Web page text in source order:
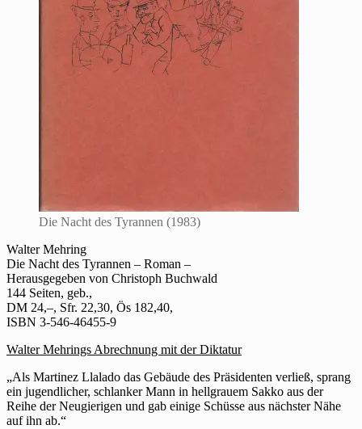
Die Nacht des Tyrannen (1983)
Walter Mehring
Die Nacht des Tyrannen – Roman –
Herausgegeben von Christoph Buchwald
144 Seiten, geb.,
DM 24,–, Sfr. 22,30, Ös 182,40,
ISBN 3-546-46455-9
Walter Mehrings Abrechnung mit der Diktatur
„Als Martinez Llalado das Gebäude des Präsidenten verließ, sprang
ein jugendlicher, schlanker Mann in hellgrauem Sakko aus der
Reihe der Neugierigen und gab einige Schüsse aus nächster Nähe
auf ihn ab.“